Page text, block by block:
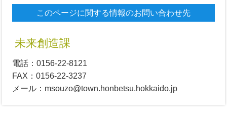
このページに関する情報のお問い合わせ先
未来創造課
電話：0156-22-8121
FAX：0156-22-3237
メール：msouzo@town.honbetsu.hokkaido.jp